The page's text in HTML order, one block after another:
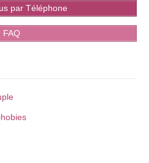
par Téléphone
FAQ